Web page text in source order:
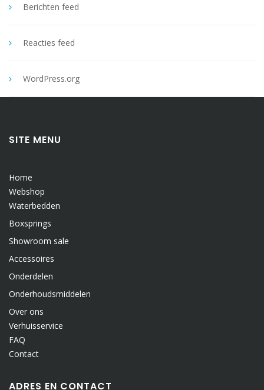
Berichten feed
Reacties feed
WordPress.org
SITE MENU
Home
Webshop
Waterbedden
Boxsprings
Showroom sale
Accessoires
Onderdelen
Onderhoudsmiddelen
Over ons
Verhuisservice
FAQ
Contact
ADRES EN CONTACT